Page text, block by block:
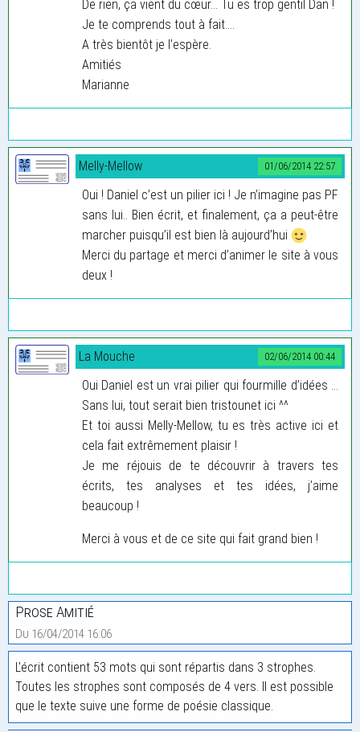
De rien, ça vient du cœur... Tu es trop gentil Dan !
Je te comprends tout à fait....
A très bientôt je l’espère.
Amitiés
Marianne
01/06/2014 22:57
Melly-Mellow
Oui ! Daniel c’est un pilier ici ! Je n’imagine pas PF
sans lui.. Bien écrit, et finalement, ça a peut-être
marcher puisqu’il est bien là aujourd’hui
Merci du partage et merci d’animer le site à vous
deux !
02/06/2014 00:44
La Mouche
Oui Daniel est un vrai pilier qui fourmille d’idées ...
Sans lui, tout serait bien tristounet ici ^^
Et toi aussi Melly-Mellow, tu es très active ici et
cela fait extrêmement plaisir !
Je me réjouis de te découvrir à travers tes
écrits, tes analyses et tes idées, j’aime
beaucoup !
Merci à vous et de ce site qui fait grand bien !
Prose Amitié
Du 16/04/2014 16:06
L'écrit contient 53 mots qui sont répartis dans 3 strophes.
Toutes les strophes sont composés de 4 vers. Il est possible
que le texte suive une forme de poésie classique.